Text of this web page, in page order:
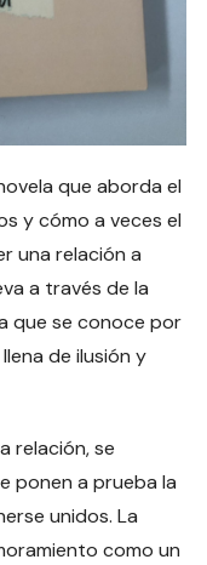
que aborda el
y cómo a veces el
una relación a
a través de la
que se conoce por
de ilusión y
relación, se
ponen a prueba la
unidos. La
como un